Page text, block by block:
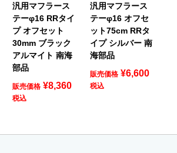
汎用マフラース
テーφ16 RRタイ
プ オフセット
30mm ブラック
アルマイト 南海
部品
販売価格 ¥8,360
税込
汎用マフラース
テーφ16 オフセ
ット75cm RRタ
イプ シルバー 南
海部品
販売価格 ¥6,600
税込